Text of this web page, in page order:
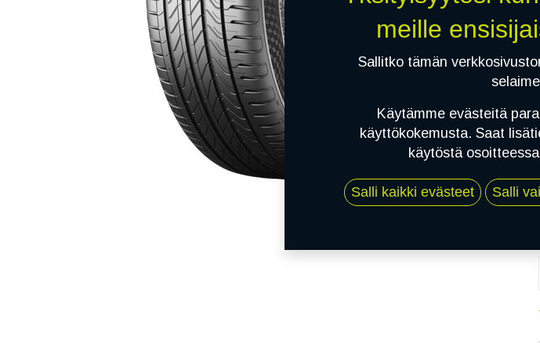
meille
Sallitko tämän
Käytämme evästeitä
käyttökokemusta. Saat
käytöstä osoitteessa
Salli kaikki evästeet Salli